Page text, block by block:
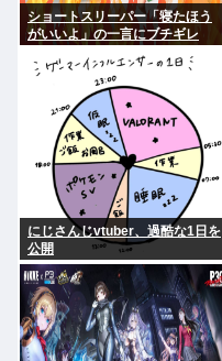
ショートスリーパー「寝たほう
がいいよ」の一言にブチギレ
にじさんじvtuber、過酷な1日を
公開